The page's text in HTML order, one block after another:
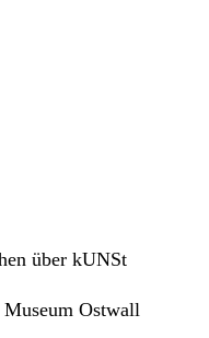
über kUNSt
Museum Ostwall